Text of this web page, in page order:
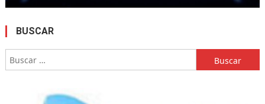
BUSCAR
Buscar: